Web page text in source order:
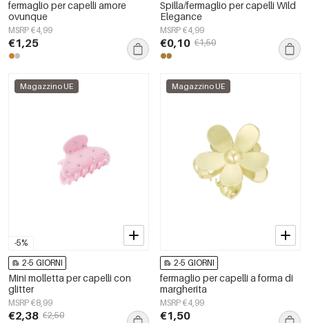
fermaglio per capelli amore
ovunque
MSRP €4,99
€1,25
Spilla/fermaglio per capelli Wild
Elegance
MSRP €4,99
€0,10 €1,50
-5%
Magazzino UE
2-5 GIORNI
Mini molletta per capelli con
glitter
MSRP €8,99
€2,38 €2,50
Magazzino UE
2-5 GIORNI
fermaglio per capelli a forma di
margherita
MSRP €4,99
€1,50